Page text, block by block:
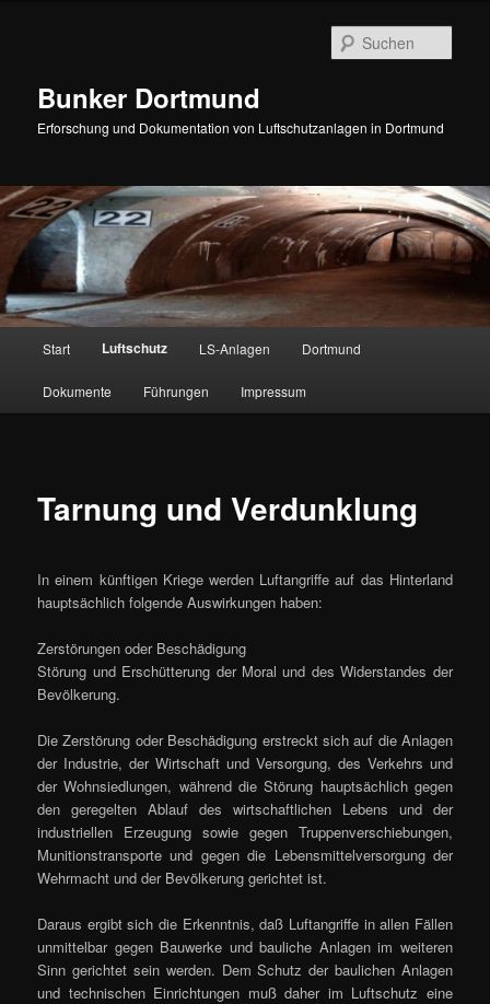
Bunker Dortmund
Erforschung und Dokumentation von Luftschutzanlagen in Dortmund
Start Luftschutz LS-Anlagen Dortmund
Dokumente Führungen Impressum
Tarnung und Verdunklung
In einem künftigen Kriege werden Luftangriffe auf das Hinterland
hauptsächlich folgende Auswirkungen haben:
Zerstörungen oder Beschädigung
Störung und Erschütterung der Moral und des Widerstandes der
Bevölkerung.
Die Zerstörung oder Beschädigung erstreckt sich auf die Anlagen
der Industrie, der Wirtschaft und Versorgung, des Verkehrs und
der Wohnsiedlungen, während die Störung hauptsächlich gegen
den geregelten Ablauf des wirtschaftlichen Lebens und der
industriellen Erzeugung sowie gegen Truppenverschiebungen,
Munitionstransporte und gegen die Lebensmittelversorgung der
Wehrmacht und der Bevölkerung gerichtet ist.
Daraus ergibt sich die Erkenntnis, daß Luftangriffe in allen Fällen
unmittelbar gegen Bauwerke und bauliche Anlagen im weiteren
Sinn gerichtet sein werden. Dem Schutz der baulichen Anlagen
und technischen Einrichtungen muß daher im Luftschutz eine